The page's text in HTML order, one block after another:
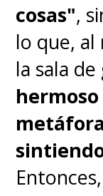
cosas",
lo que,
la sala